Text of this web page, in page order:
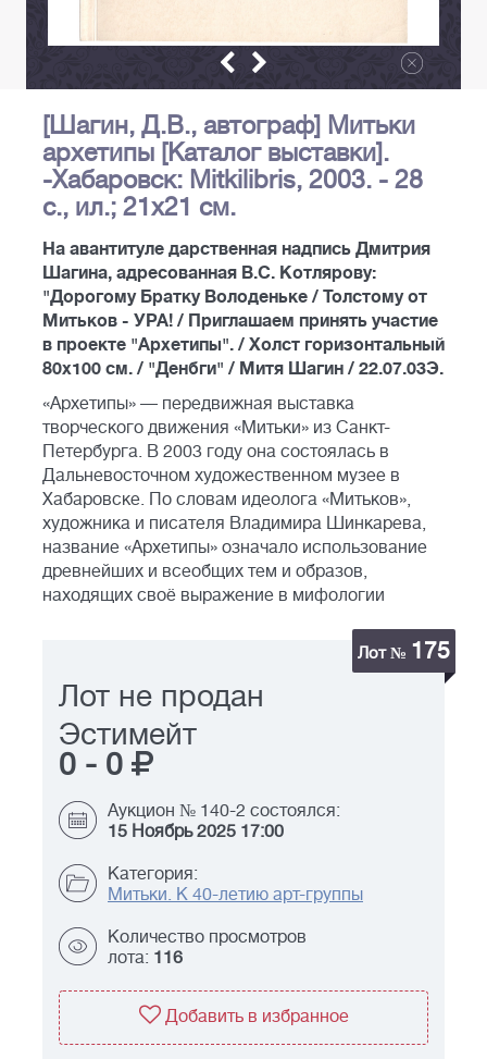
[Шагин, Д.В., автограф] Митьки
архетипы [Каталог выставки].
-Хабаровск: Mitkilibris, 2003. - 28
с., ил.; 21х21 см.
На авантитуле дарственная надпись Дмитрия
Шагина, адресованная В.С. Котлярову:
"Дорогому Братку Володеньке / Толстому от
Митьков - УРА! / Приглашаем принять участие
в проекте "Архетипы". / Холст горизонтальный
80х100 см. / "Денбги" / Митя Шагин / 22.07.03Э.
«Архетипы» — передвижная выставка
творческого движения «Митьки» из Санкт-
Петербурга. В 2003 году она состоялась в
Дальневосточном художественном музее в
Хабаровске. По словам идеолога «Митьков»,
художника и писателя Владимира Шинкарева,
название «Архетипы» означало использование
древнейших и всеобщих тем и образов,
находящих своё выражение в мифологии
Лот № 175
Лот не продан
Эстимейт
0 - 0
Аукцион № 140-2 состоялся:
15 Ноябрь 2025 17:00
Категория:
Митьки. К 40-летию арт-группы
Количество просмотров
лота: 116
Добавить в избранное